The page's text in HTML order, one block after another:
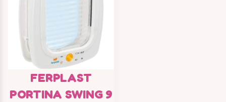
FERPLAST
PORTINA SWING 9